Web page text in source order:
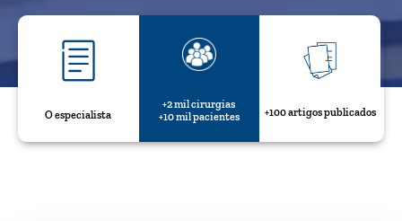
O especialista
+2 mil cirurgias
+10 mil pacientes
+100 artigos publicados